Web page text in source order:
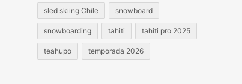
sled skiing Chile snowboard
snowboarding tahiti tahiti pro 2025
teahupo temporada 2026